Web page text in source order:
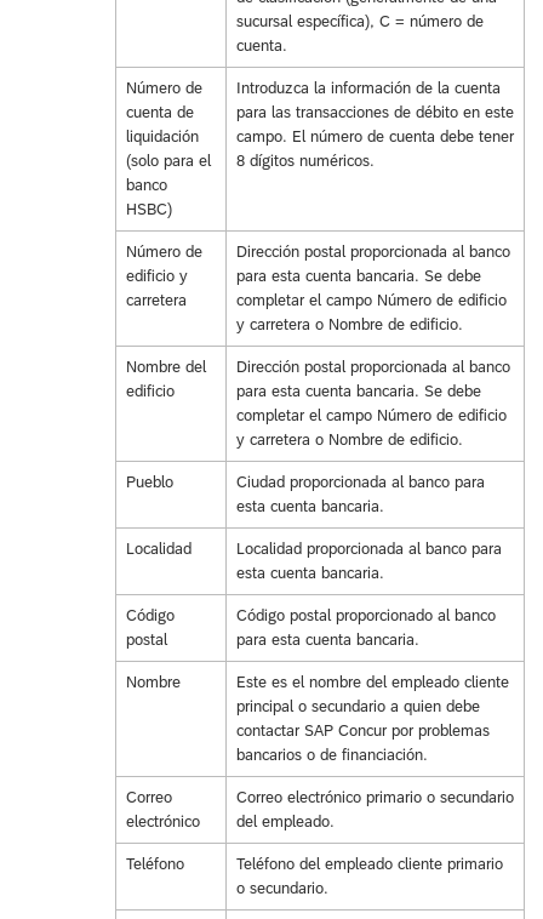
sucursal específica), C = número de
cuenta.
Número de
cuenta de
liquidación
(solo para el
banco
HSBC)
Introduzca la información de la cuenta
para las transacciones de débito en este
campo. El número de cuenta debe tener
8 dígitos numéricos.
Número de
edificio y
carretera
Dirección postal proporcionada al banco
para esta cuenta bancaria. Se debe
completar el campo Número de edificio
y carretera o Nombre de edificio.
Nombre del
edificio
Dirección postal proporcionada al banco
para esta cuenta bancaria. Se debe
completar el campo Número de edificio
y carretera o Nombre de edificio.
Pueblo
Ciudad proporcionada al banco para
esta cuenta bancaria.
Localidad
Localidad proporcionada al banco para
esta cuenta bancaria.
Código
postal
Código postal proporcionado al banco
para esta cuenta bancaria.
Nombre
Este es el nombre del empleado cliente
principal o secundario a quien debe
contactar SAP Concur por problemas
bancarios o de financiación.
Correo
electrónico
Correo electrónico primario o secundario
del empleado.
Teléfono
Teléfono del empleado cliente primario
o secundario.